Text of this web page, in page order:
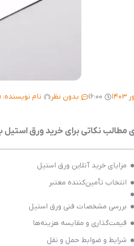
۱۶:۰۰ بدون نظر نام نویسنده:
مطالب نکاتی برای خرید ورق استیل
مزایای خرید آنلاین ورق استیل
انتخاب تأمین‌کننده معتبر
بررسی مشخصات فنی ورق استیل
قیمت‌گذاری و مقایسه هزینه‌ها
شرایط و ضوابط حمل و نقل